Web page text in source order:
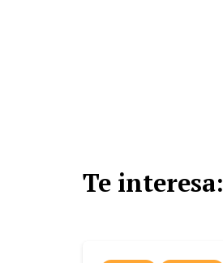
Te interesa: